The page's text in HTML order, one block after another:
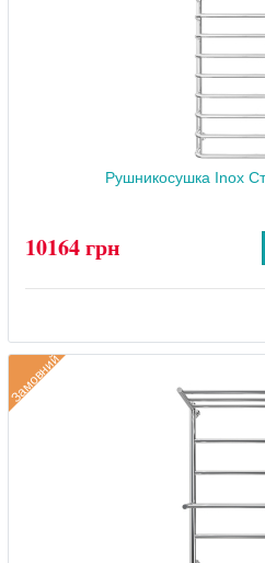
Рушникосушка Inox
10164 грн
Замовний